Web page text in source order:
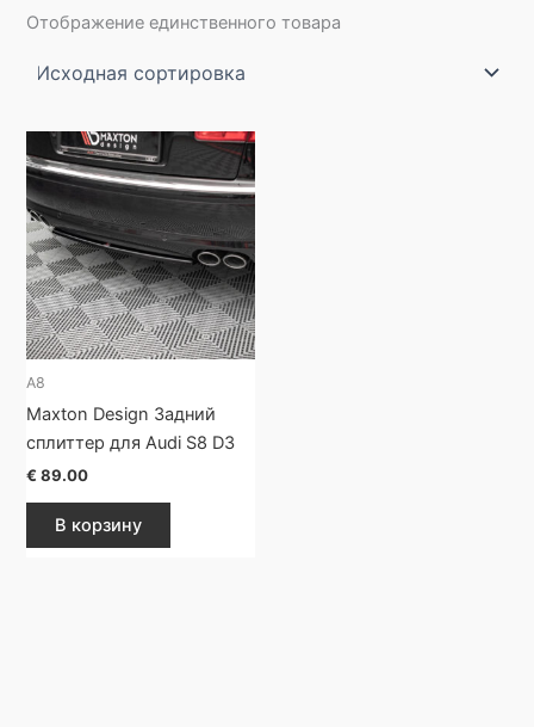
Отображение единственного товара
A8
Maxton Design Задний
сплиттер для Audi S8 D3
€ 89.00
В корзину